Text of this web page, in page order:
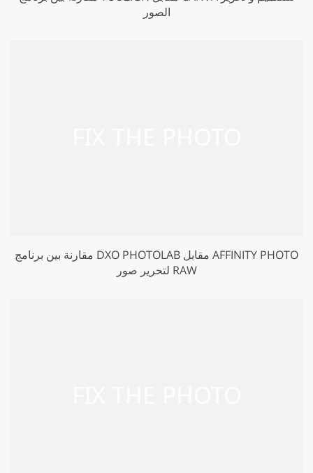
الصور
مقارنة بين برنامج DXO PHOTOLAB مقابل AFFINITY PHOTO
لتحرير صور RAW